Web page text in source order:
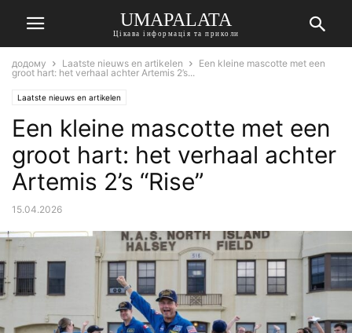
UMAPALATA
Цікава інформація та приколи
додому Laatste nieuws en artikelen
Een kleine mascotte met een
groot hart: het verhaal achter Artemis 2’s...
Laatste nieuws en artikelen
Een kleine mascotte met een
groot hart: het verhaal achter
Artemis 2’s “Rise”
15.04.2026